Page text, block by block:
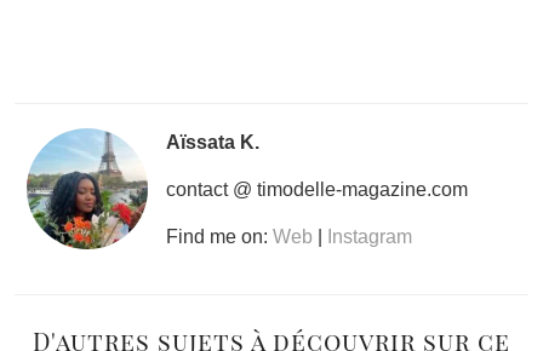
Aïssata K.
contact @ timodelle-magazine.com
Find me on: Web Instagram
D'autres sujets à découvrir sur ce